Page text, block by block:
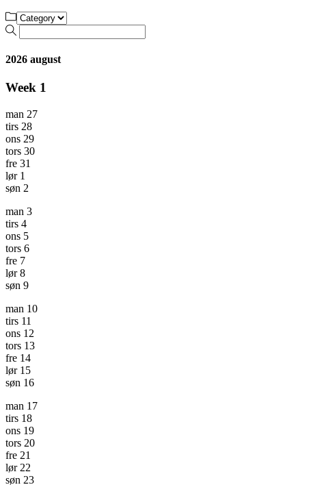
2026 august
Week 1
man 27
tirs 28
ons 29
tors 30
fre 31
lør 1
søn 2
man 3
tirs 4
ons 5
tors 6
fre 7
lør 8
søn 9
man 10
tirs 11
ons 12
tors 13
fre 14
lør 15
søn 16
man 17
tirs 18
ons 19
tors 20
fre 21
lør 22
søn 23